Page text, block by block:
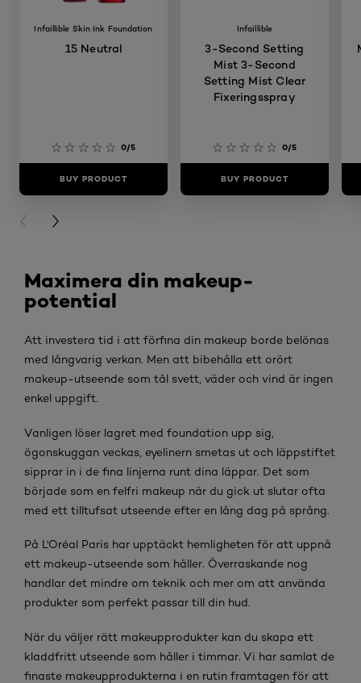
Infaillible Skin Ink Foundation
15 Neutral
0/5
BUY PRODUCT
Infaillible
3-Second Setting
Mist 3-Second
Setting Mist Clear
Fixeringsspray
0/5
BUY PRODUCT
PREVIOUS CARD
NEXT CARD
Maximera din makeup-
potential
Att investera tid i att förfina din makeup borde belönas
med långvarig verkan. Men att bibehålla ett orört
makeup-utseende som tål svett, väder och vind är ingen
enkel uppgift.
Vanligen löser lagret med foundation upp sig,
ögonskuggan veckas, eyelinern smetas ut och läppstiftet
sipprar in i de fina linjerna runt dina läppar. Det som
började som en felfri makeup när du gick ut slutar ofta
med ett tilltufsat utseende efter en lång dag på språng.
På L'Oréal Paris har upptäckt hemligheten för att uppnå
ett makeup-utseende som håller. Överraskande nog
handlar det mindre om teknik och mer om att använda
produkter som perfekt passar till din hud.
När du väljer rätt makeupprodukter kan du skapa ett
kladdfritt utseende som håller i timmar. Vi har samlat de
finaste makeupprodukterna i en rutin framtagen för att